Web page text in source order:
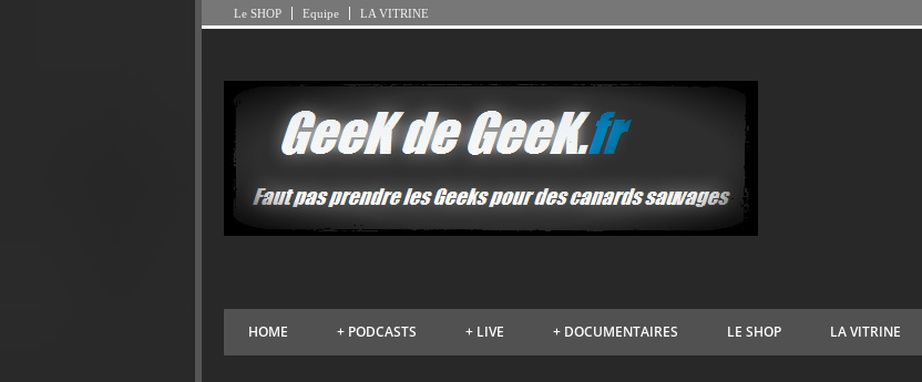
Le SHOP Equipe LA VITRINE
HOME PODCASTS
+ LIVE
+ DOCUMENTAIRES
+ LE SHOP LA VITRINE